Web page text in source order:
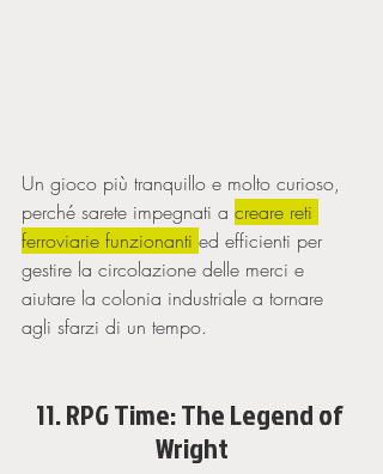
Un gioco più tranquillo e molto curioso,
perché sarete impegnati a creare reti
ferroviarie funzionanti ed efficienti per
gestire la circolazione delle merci e
aiutare la colonia industriale a tornare
agli sfarzi di un tempo.
11. RPG Time: The Legend of
Wright